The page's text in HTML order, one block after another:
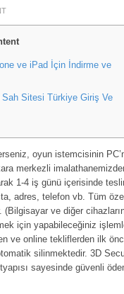
ve iPad İçin İndirme ve
Sitesi Türkiye Giriş Ve
oyun istemcisinin
merkezli
1-4 iş günü içerisinde
adres, telefon vb. Tüm
(Bilgisayar ve diğer
için yapabileceğiniz
ve online tekliflerden ilk
silinmektedir. 3D
sayesinde güvenli